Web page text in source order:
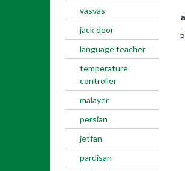
vasvas
jack door
language teacher
temperature
controller
malayer
persian
jetfan
pardisan